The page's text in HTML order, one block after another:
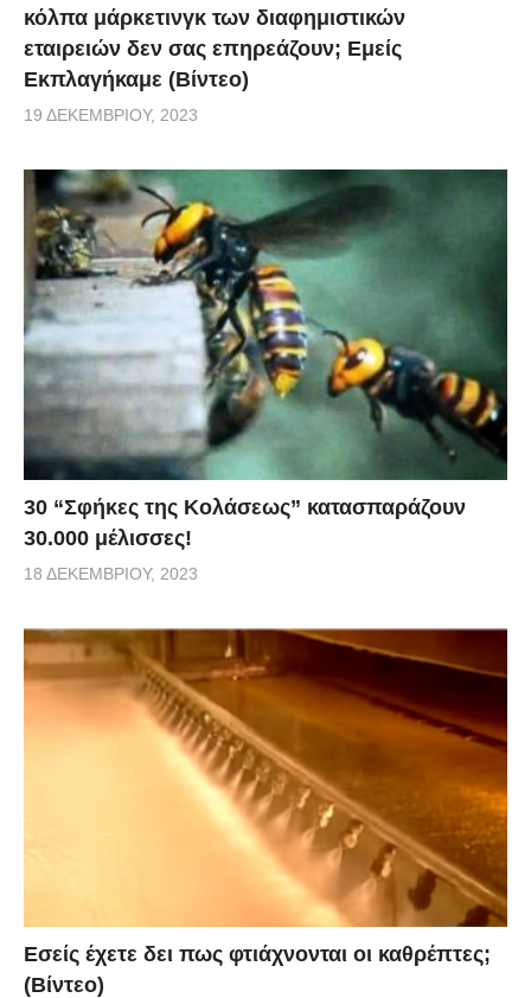
κόλπα μάρκετινγκ των διαφημιστικών
εταιρειών δεν σας επηρεάζουν; Εμείς
Εκπλαγήκαμε (Βίντεο)
19 ΔΕΚΕΜΒΡΊΟΥ, 2023
30 “Σφήκες της Κολάσεως” κατασπαράζουν
30.000 μέλισσες!
18 ΔΕΚΕΜΒΡΊΟΥ, 2023
Εσείς έχετε δει πως φτιάχνονται οι καθρέπτες;
(Βίντεο)